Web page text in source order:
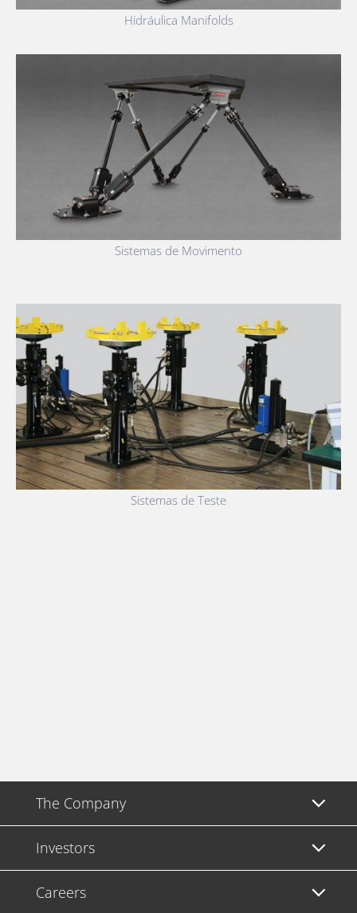
Hidráulica Manifolds
Sistemas de Movimento
Sistemas de Teste
The Company
Investors
Careers